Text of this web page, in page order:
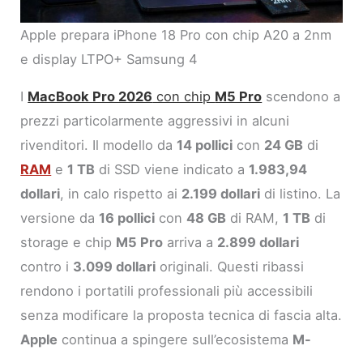
Apple prepara iPhone 18 Pro con chip A20 a 2nm
e display LTPO+ Samsung 4
I MacBook Pro 2026 con chip M5 Pro scendono a
prezzi particolarmente aggressivi in alcuni
rivenditori. Il modello da 14 pollici con 24 GB di
RAM e 1 TB di SSD viene indicato a 1.983,94
dollari, in calo rispetto ai 2.199 dollari di listino. La
versione da 16 pollici con48 GB di RAM, 1 TB di
storage e chip M5 Pro arriva a 2.899 dollari
contro i 3.099 dollari originali. Questi ribassi
rendono i portatili professionali più accessibili
senza modificare la proposta tecnica di fascia alta.
Apple continua a spingere sull’ecosistema M-